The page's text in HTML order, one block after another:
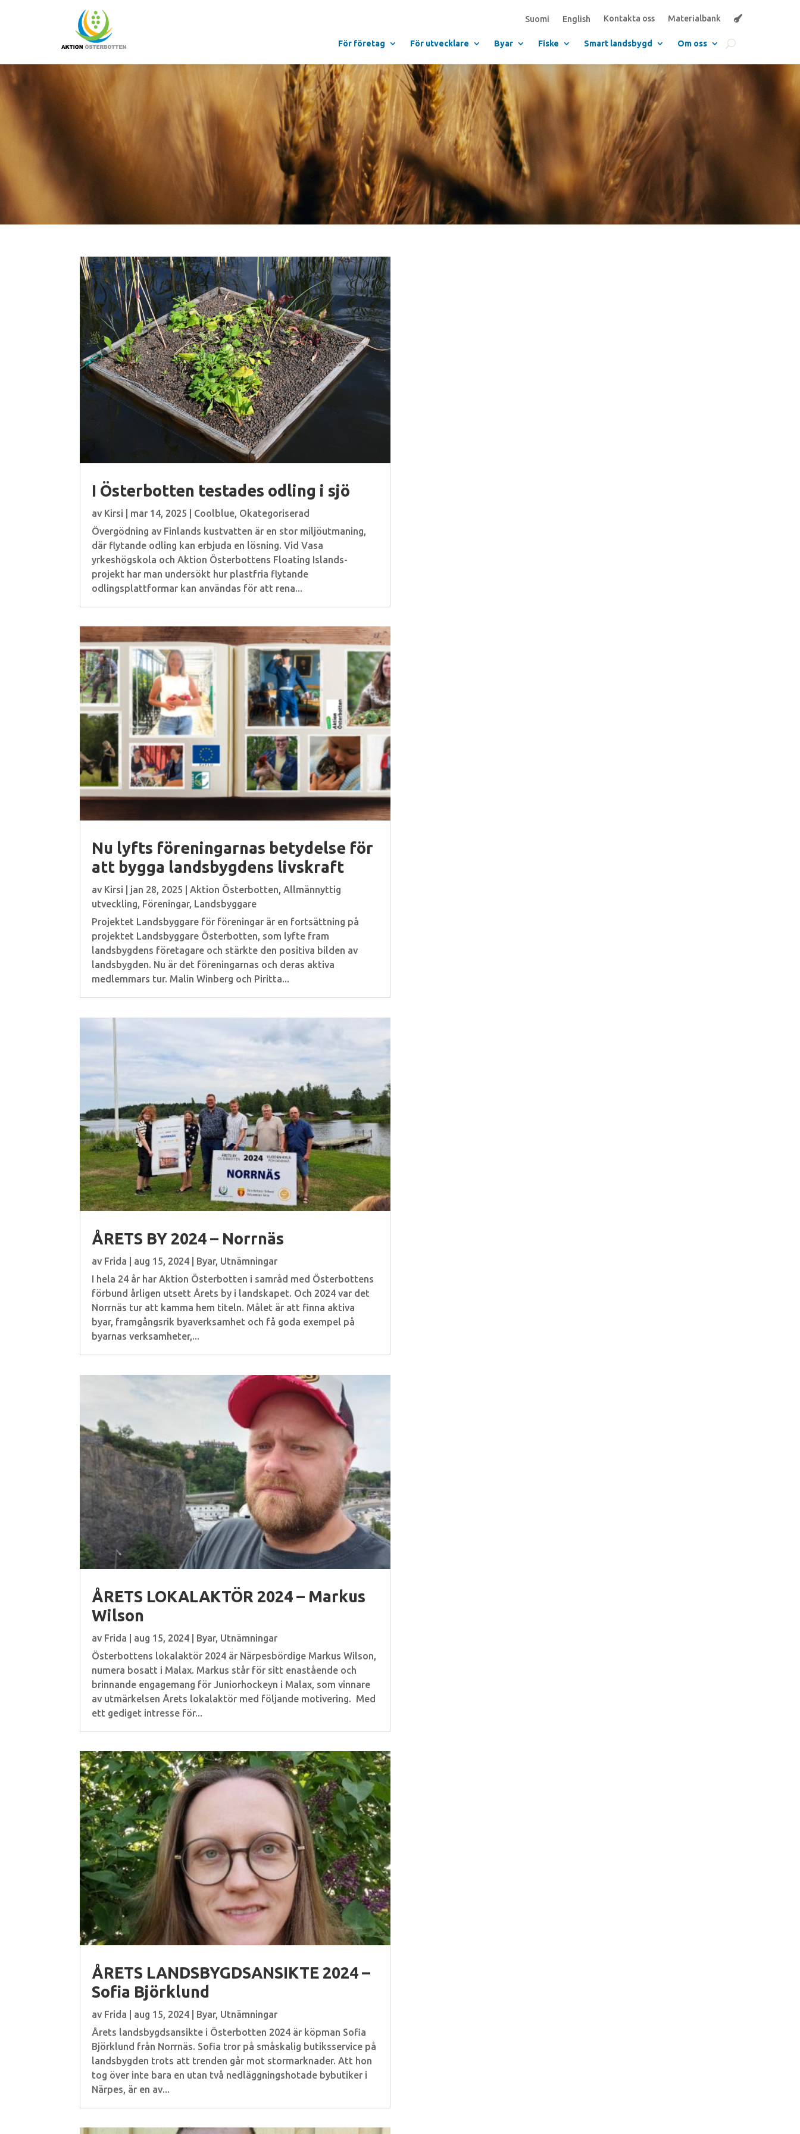
Suomi English Kontakta oss Materialbank
För företag För utvecklare Byar Fiske Smart landsbygd Om oss
I Österbotten testades odling i sjö
av Kirsi mar 14, 2025 Coolblue, Okategoriserad
Övergödning av Finlands kustvatten är en stor miljöutmaning,
där flytande odling kan erbjuda en lösning. Vid Vasa
yrkeshögskola och Aktion Österbottens Floating Islands-
projekt har man undersökt hur plastfria flytande
odlingsplattformar kan användas för att rena...
Nu lyfts föreningarnas betydelse för
att bygga landsbygdens livskraft
av Kirsi jan 28, 2025 |Aktion Österbotten,Allmännyttig
utveckling, Föreningar, Landsbyggare
Projektet Landsbyggare för föreningar är en fortsättning på
projektet Landsbyggare Österbotten, som lyfte fram
landsbygdens företagare och stärkte den positiva bilden av
landsbygden. Nu är det föreningarnas och deras aktiva
medlemmars tur. Malin Winberg och Piritta...
ÅRETS BY 2024 – Norrnäs
av Frida aug 15, 2024 Byar, Utnämningar
I hela 24 år har Aktion Österbotten i samråd med Österbottens
förbund årligen utsett Årets by i landskapet. Och 2024 var det
Norrnäs tur att kamma hem titeln. Målet är att finna aktiva
byar, framgångsrik byaverksamhet och få goda exempel på
byarnas verksamheter,...
ÅRETS LOKALAKTÖR 2024 – Markus
Wilson
av Frida aug 15, 2024 Byar, Utnämningar
Österbottens lokalaktör 2024 är Närpesbördige Markus Wilson,
numera bosatt i Malax. Markus står för sitt enastående och
brinnande engagemang för Juniorhockeyn i Malax, som vinnare
av utmärkelsen Årets lokalaktör med följande motivering. Med
ett gediget intresse för...
ÅRETS LANDSBYGDSANSIKTE 2024 –
Sofia Björklund
av Frida aug 15, 2024 Byar, Utnämningar
Årets landsbygdsansikte i Österbotten 2024 är köpman Sofia
Björklund från Norrnäs. Sofia tror på småskalig butiksservice på
landsbygden trots att trenden går mot stormarknader. Att hon
tog över inte bara en utan två nedläggningshotade bybutiker i
Närpes, är en av...